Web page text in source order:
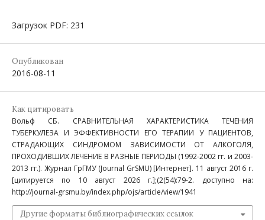
Загрузок PDF: 231
Опубликован
2016-08-11
Как цитировать
Вольф СБ. СРАВНИТЕЛЬНАЯ ХАРАКТЕРИСТИКА ТЕЧЕНИЯ
ТУБЕРКУЛЕЗА И ЭФФЕКТИВНОСТИ ЕГО ТЕРАПИИ У ПАЦИЕНТОВ,
СТРАДАЮЩИХ СИНДРОМОМ ЗАВИСИМОСТИ ОТ АЛКОГОЛЯ,
ПРОХОДИВШИХ ЛЕЧЕНИЕ В РАЗНЫЕ ПЕРИОДЫ (1992-2002 гг. и 2003-
2013 гг.). Журнал ГрГМУ (Journal GrSMU) [Интернет]. 11 август 2016 г.
[цитируется по 10 август 2026 г.];(2(54):79-2. доступно на:
http://journal-grsmu.by/index.php/ojs/article/view/1941
Другие форматы библиографических ссылок